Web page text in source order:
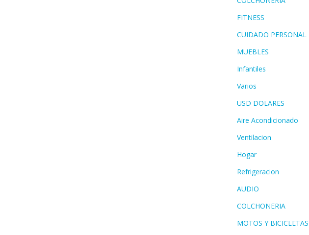
FITNESS
CUIDADO PERSONAL
MUEBLES
Infantiles
Varios
USD DOLARES
Aire Acondicionado
Ventilacion
Hogar
Refrigeracion
AUDIO
COLCHONERIA
MOTOS Y BICICLETAS